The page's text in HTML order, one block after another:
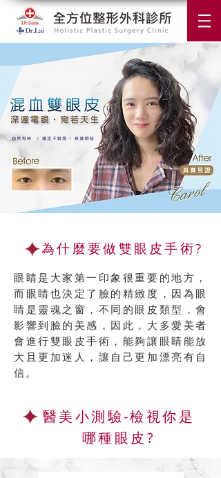
為什麼要做雙眼皮手術?
眼睛是大家第一印象很重要的地方，
而眼睛也決定了臉的精緻度，因為眼
睛是靈魂之窗，不同的眼皮類型，會
影響到臉的美感，因此，大多愛美者
會進行雙眼皮手術，能夠讓眼睛能放
大且更加迷人，讓自己更加漂亮有自
信。
醫美小測驗-檢視你是
哪種眼皮?